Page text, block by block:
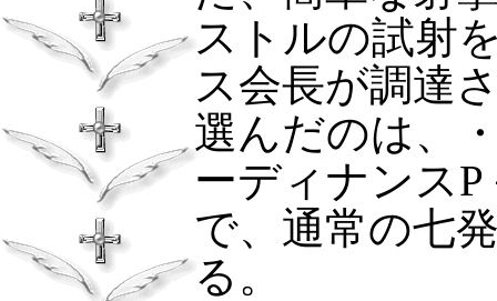
ストルの試射
ス会長が調達
選んだのは、
ーディナンスP
で、通常の七
る。